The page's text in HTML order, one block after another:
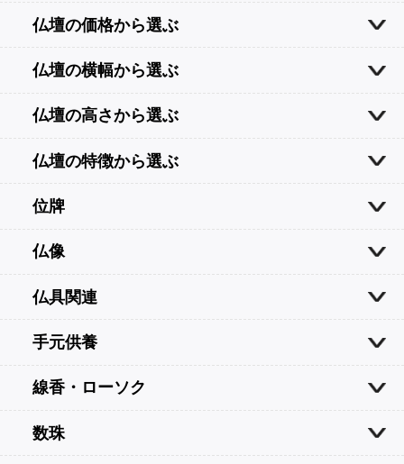
仏壇の価格から選ぶ
仏壇の横幅から選ぶ
仏壇の高さから選ぶ
仏壇の特徴から選ぶ
位牌
仏像
仏具関連
手元供養
線香・ローソク
数珠